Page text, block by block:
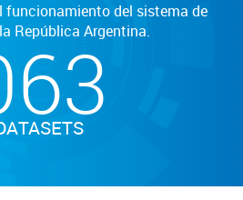
funcionamiento del sistema de
República Argentina.